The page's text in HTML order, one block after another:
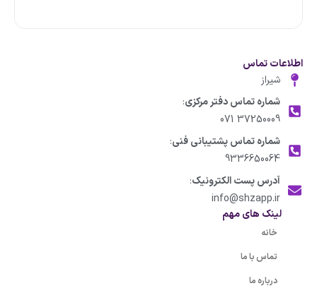
اطلاعات تماس
شیراز
شماره تماس دفتر مرکزی:
37250009 071
شماره تماس پشتیبانی فنی:
9336650064
آدرس پست الکترونیک:
info@shzapp.ir
لینک های مهم
خانه
تماس با ما
درباره ما